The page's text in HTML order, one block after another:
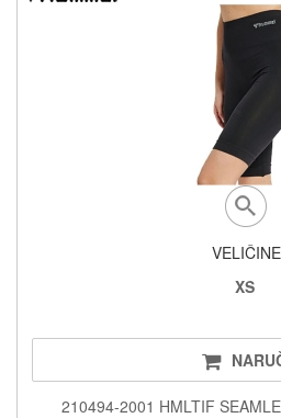
VELIČINE
XS
210494-2001 HMLTIF